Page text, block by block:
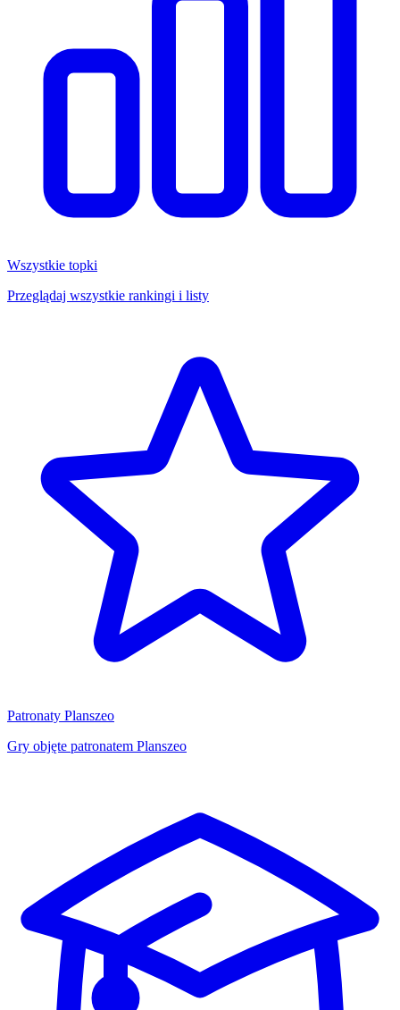
Wszystkie topki
Przeglądaj wszystkie rankingi i listy
Patronaty Planszeo
Gry objęte patronatem Planszeo